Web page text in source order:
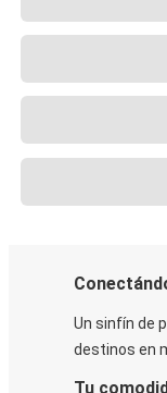
Un sinfín de
destinos en
Tu